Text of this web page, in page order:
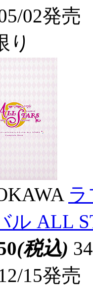
02発売
り
ル ALL
(税込)
15発売